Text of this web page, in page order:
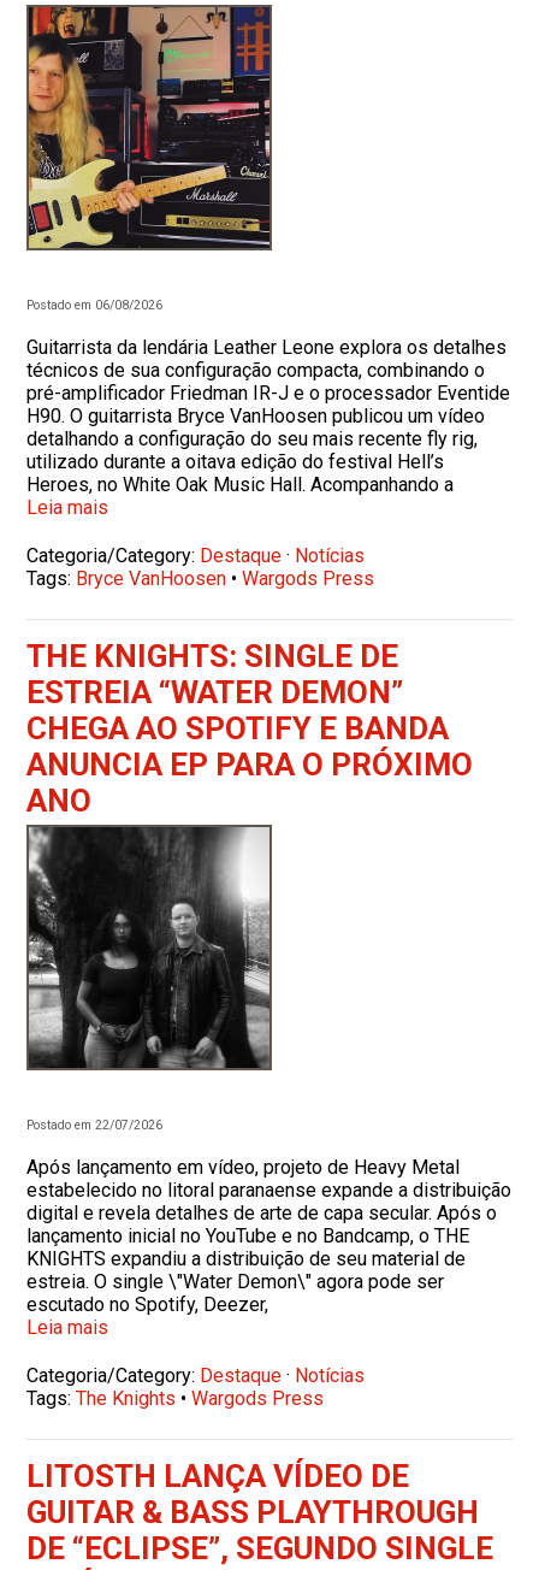
Postado em 06/08/2026
Guitarrista da lendária Leather Leone explora os detalhes
técnicos de sua configuração compacta, combinando o
pré-amplificador Friedman IR-J e o processador Eventide
H90. O guitarrista Bryce VanHoosen publicou um vídeo
detalhando a configuração do seu mais recente fly rig,
utilizado durante a oitava edição do festival Hell’s
Heroes, no White Oak Music Hall. Acompanhando a
Leia mais
Categoria/Category: Destaque · Notícias
Tags: Bryce VanHoosen •Wargods Press
THE KNIGHTS: SINGLE DE
ESTREIA “WATER DEMON”
CHEGA AO SPOTIFY E BANDA
ANUNCIA EP PARA O PRÓXIMO
ANO
Postado em 22/07/2026
Após lançamento em vídeo, projeto de Heavy Metal
estabelecido no litoral paranaense expande a distribuição
digital e revela detalhes de arte de capa secular. Após o
lançamento inicial no YouTube e no Bandcamp, o THE
KNIGHTS expandiu a distribuição de seu material de
estreia. O single \"Water Demon\" agora pode ser
escutado no Spotify, Deezer,
Leia mais
Categoria/Category: Destaque · Notícias
Tags:The Knights •Wargods Press
LITOSTH LANÇA VÍDEO DE
GUITAR & BASS PLAYTHROUGH
DE “ECLIPSE”, SEGUNDO SINGLE